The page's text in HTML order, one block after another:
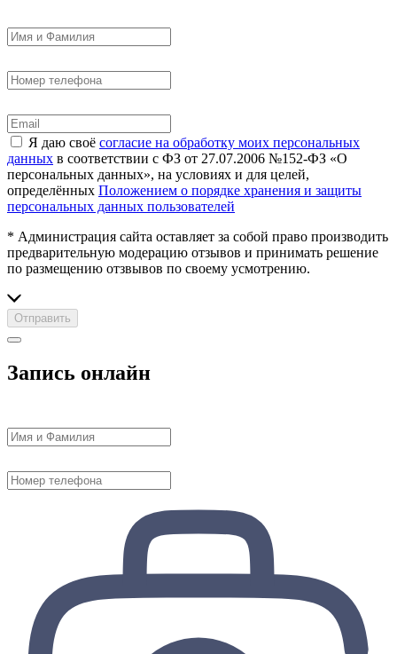
Я даю своё согласие на обработку моих персональных
данных в соответствии с ФЗ от 27.07.2006 №152-ФЗ «О
персональных данных», на условиях и для целей,
определённых Положением о порядке хранения и защиты
персональных данных пользователей
* Администрация сайта оставляет за собой право производить
предварительную модерацию отзывов и принимать решение
по размещению отзвывов по своему усмотрению.
Отправить
Запись онлайн